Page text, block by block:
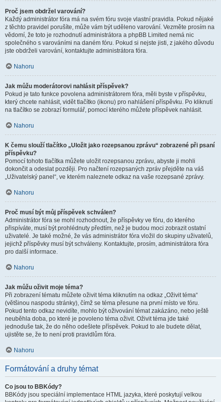
Proč jsem obdržel varování?
Každý administrátor fóra má na svém fóru svoje vlastní pravidla. Pokud nějaké
z těchto pravidel porušíte, může vám být uděleno varování. Vezměte prosím na
vědomí, že toto je rozhodnutí administrátora a phpBB Limited nemá nic
společného s varováními na daném fóru. Pokud si nejste jisti, z jakého důvodu
jste obdrželi varování, kontaktujte administrátora fóra.
Nahoru
Jak můžu moderátorovi nahlásit příspěvek?
Pokud je tato funkce povolena administrátorem fóra, měli byste v příspěvku,
který chcete nahlásit, vidět tlačítko (ikonu) pro nahlášení příspěvku. Po kliknutí
na tlačítko se zobrazí formulář, pomocí kterého můžete příspěvek nahlásit.
Nahoru
K čemu slouží tlačítko „Uložit jako rozepsanou zprávu“ zobrazené při psaní
příspěvku?
Pomocí tohoto tlačítka můžete uložit rozepsanou zprávu, abyste ji mohli
dokončit a odeslat později. Pro načtení rozepsaných zpráv přejděte na váš
„Uživatelský panel“, ve kterém naleznete odkaz na vaše rozepsané zprávy.
Nahoru
Proč musí být můj příspěvek schválen?
Administrátor fóra se mohl rozhodnout, že příspěvky ve fóru, do kterého
přispíváte, musí být prohlédnuty předtím, než je budou moci zobrazit ostatní
uživatelé. Je také možné, že vás administrátor fóra vložil do skupiny uživatelů,
jejichž příspěvky musí být schváleny. Kontaktujte, prosím, administrátora fóra
pro další informace.
Nahoru
Jak můžu oživit moje téma?
Při zobrazení tématu můžete oživit téma kliknutím na odkaz „Oživit téma“
(většinou naspodu stránky), čímž se téma přesune na první místo ve fóru.
Pokud tento odkaz nevidíte, mohlo být oživování témat zakázáno, nebo ještě
neuběhla doba, po které je povoleno téma oživit. Oživit téma jde také
jednoduše tak, že do něho odešlete příspěvek. Pokud to ale budete dělat,
ujistěte se, že to není proti pravidlům fóra.
Nahoru
Formátování a druhy témat
Co jsou to BBKódy?
BBKódy jsou speciální implementace HTML jazyka, které poskytují velkou